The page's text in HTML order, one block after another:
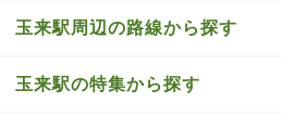
玉来駅周辺の路線から探す
玉来駅の特集から探す